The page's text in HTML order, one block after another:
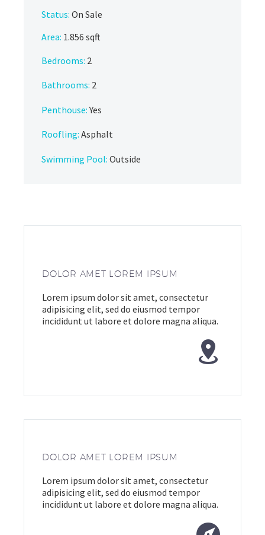
Status: On Sale
Area: 1.856 sqft
Bedrooms: 2
Bathrooms: 2
Penthouse:Yes
Roofling: Asphalt
Swimming Pool: Outside
DOLOR AMET LOREM IPSUM
Lorem ipsum dolor sit amet, consectetur
adipisicing elit, sed do eiusmod tempor
incididunt ut labore et dolore magna aliqua.


DOLOR AMET LOREM IPSUM
Lorem ipsum dolor sit amet, consectetur
adipisicing elit, sed do eiusmod tempor
incididunt ut labore et dolore magna aliqua.